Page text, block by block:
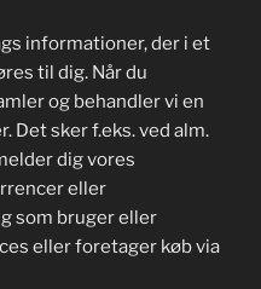
informationer, der i et
til dig. Når du
og behandler vi en
Det sker f.eks. ved alm.
dig vores
eller
som bruger eller
eller foretager køb via